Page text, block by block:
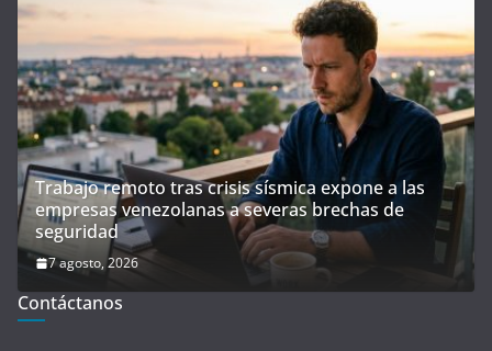
Trabajo remoto tras crisis sísmica expone a las
empresas venezolanas a severas brechas de
seguridad
7 agosto, 2026
Contáctanos